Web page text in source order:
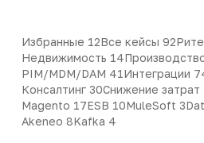
Избранные 12Все кейсы 92
Недвижимость 14
PIM/MDM/DAM 41Интеграции
Консалтинг 30Снижение затрат
Magento 17ESB 10MuleSoft 3
Akeneo 8Kafka 4